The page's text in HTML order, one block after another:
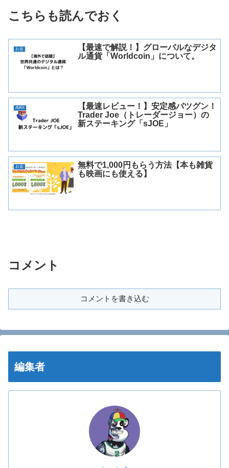
こちらも読んでおく
お金
【最速で解説！】グローバルなデジタ
ル通貨「Worldcoin」について。
AVAX
【最速レビュー！】安定感バツグン！
Trader Joe（トレーダージョー）の
新ステーキング「sJOE」
お金
無料で1,000円もらう方法【本も雑貨
も映画にも使える】
コメント
コメントを書き込む
編集者